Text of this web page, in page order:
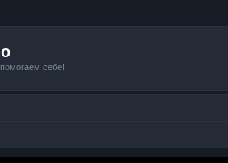
себе!